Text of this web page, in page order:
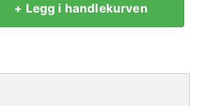
+ Legg i handlekurven